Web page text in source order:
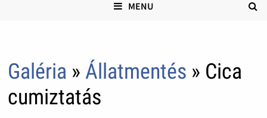
MENU
Galéria » Állatmentés » Cica
cumiztatás